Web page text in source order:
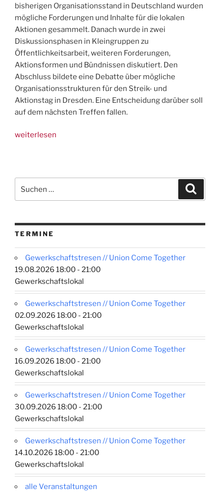
bisherigen Organisationsstand in Deutschland wurden
mögliche Forderungen und Inhalte für die lokalen
Aktionen gesammelt. Danach wurde in zwei
Diskussionsphasen in Kleingruppen zu
Öffentlichkeitsarbeit, weiteren Forderungen,
Aktionsformen und Bündnissen diskutiert. Den
Abschluss bildete eine Debatte über mögliche
Organisationsstrukturen für den Streik- und
Aktionstag in Dresden. Eine Entscheidung darüber soll
auf dem nächsten Treffen fallen.
„Organizing
in
DD
weiterlesen
nach:
TERMINE
Gewerkschaftstresen // Union Come Together
19.08.2026 18:00 - 21:00
Gewerkschaftslokal
Gewerkschaftstresen // Union Come Together
02.09.2026 18:00 - 21:00
Gewerkschaftslokal
Gewerkschaftstresen // Union Come Together
16.09.2026 18:00 - 21:00
Gewerkschaftslokal
Gewerkschaftstresen // Union Come Together
30.09.2026 18:00 - 21:00
Gewerkschaftslokal
Gewerkschaftstresen // Union Come Together
14.10.2026 18:00 - 21:00
Gewerkschaftslokal
alle Veranstaltungen